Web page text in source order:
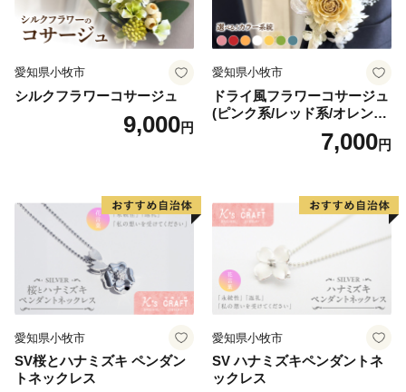
愛知県小牧市
シルクフラワーコサージュ
9,000円
愛知県小牧市
ドライ風フラワーコサージュ
(ピンク系/レッド系/オレンジ
系/ホワイト系/イエロー系/グ
リーン系/ブルー系）7,000円
愛知県小牧市
SV桜とハナミズキ ペンダン
トネックレス
愛知県小牧市
SV ハナミズキペンダントネ
ックレス